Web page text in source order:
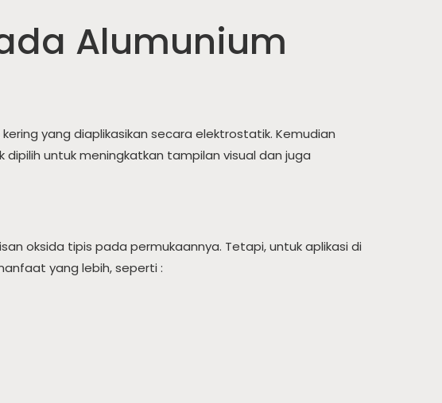
Alumunium
yang diaplikasikan secara elektrostatik. Kemudian
untuk meningkatkan tampilan visual dan juga
oksida tipis pada permukaannya. Tetapi, untuk aplikasi di
yang lebih, seperti :